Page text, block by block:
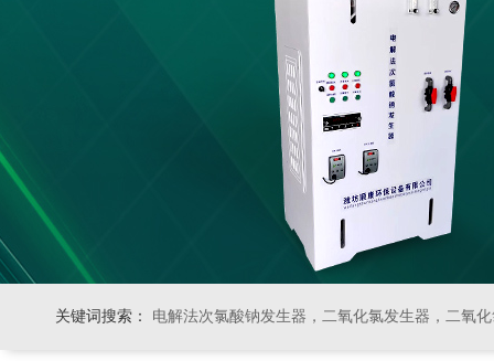
关键词搜索： 电解法次氯酸钠发生器，二氧化氯发生器，二氧化氯投加器，缓释消毒器